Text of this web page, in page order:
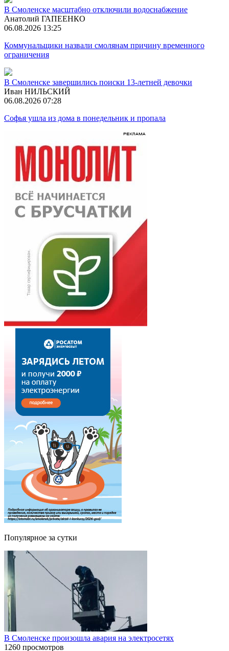
В Смоленске масштабно отключили водоснабжение
Анатолий ГАПЕЕНКО
06.08.2026 13:25
Коммунальщики назвали смолянам причину временного
ограничения
В Смоленске завершились поиски 13-летней девочки
Иван НИЛЬСКИЙ
06.08.2026 07:28
Софья ушла из дома в понедельник и пропала
Популярное за сутки
В Смоленске произошла авария на электросетях
1260 просмотров